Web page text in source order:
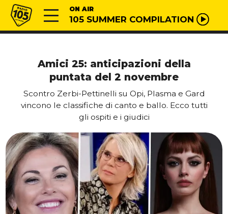
Vai al contenuto
Radio 105 ON AIR
105 SUMMER COMPILATION
Amici 25: anticipazioni della
puntata del 2 novembre
Scontro Zerbi-Pettinelli su Opi, Plasma e Gard
vincono le classifiche di canto e ballo. Ecco tutti
gli ospiti e i giudici